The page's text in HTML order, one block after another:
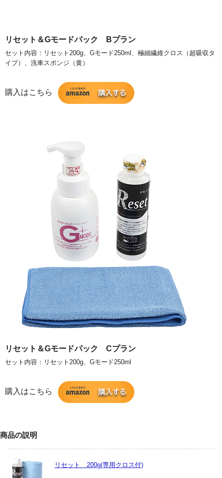
リセット＆Gモードパック Bプラン
セット内容：リセット200g、Gモード250ml、極細繊維クロス（超吸収タ
イプ）、洗車スポンジ（黄）
購入はこちら
リセット＆Gモードパック Cプラン
セット内容：リセット200g、Gモード250ml
購入はこちら
商品の説明
リセット 200g(専用クロス付)